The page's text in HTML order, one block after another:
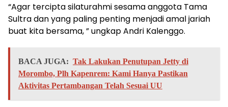
“Agar tercipta silaturahmi sesama anggota Tama
Sultra dan yang paling penting menjadi amal jariah
buat kita bersama, ” ungkap Andri Kalenggo.
BACA JUGA: Tak Lakukan Penutupan Jetty di
Morombo, Plh Kapenrem: Kami Hanya Pastikan
Aktivitas Pertambangan Telah Sesuai UU